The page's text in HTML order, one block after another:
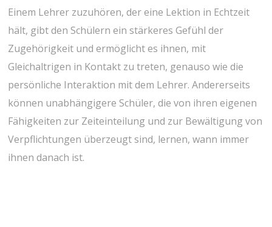
Einem Lehrer zuzuhören, der eine Lektion in Echtzeit
hält, gibt den Schülern ein stärkeres Gefühl der
Zugehörigkeit und ermöglicht es ihnen, mit
Gleichaltrigen in Kontakt zu treten, genauso wie die
persönliche Interaktion mit dem Lehrer. Andererseits
können unabhängigere Schüler, die von ihren eigenen
Fähigkeiten zur Zeiteinteilung und zur Bewältigung von
Verpflichtungen überzeugt sind, lernen, wann immer
ihnen danach ist.